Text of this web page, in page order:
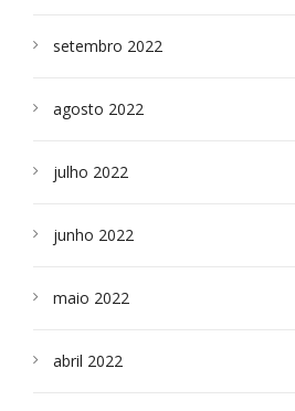
setembro 2022
agosto 2022
julho 2022
junho 2022
maio 2022
abril 2022